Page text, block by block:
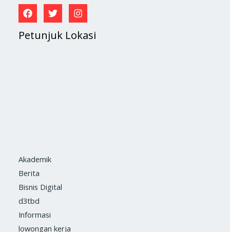
Petunjuk Lokasi
Akademik
Berita
Bisnis Digital
d3tbd
Informasi
lowongan kerja